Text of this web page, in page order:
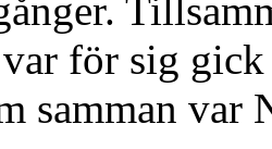
för sig
samman var